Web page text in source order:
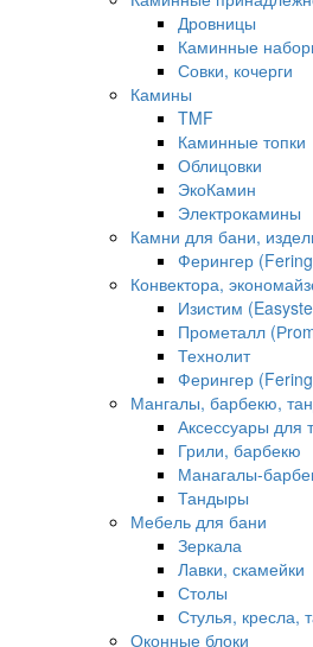
Дровницы
Каминные
Совки, кочерги
Камины
TMF
Каминные топки
Облицовки
ЭкоКамин
Электрокамины
Камни для бани,
Ферингер
Конвектора,
Изистим
Прометалл
Технолит
Ферингер
Мангалы, барбекю,
Аксессуары для
Грили, барбекю
Манагалы-
Тандыры
Мебель для бани
Зеркала
Лавки, скамейки
Столы
Стулья, кресла,
Оконные блоки